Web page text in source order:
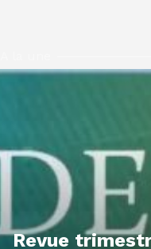
Revue